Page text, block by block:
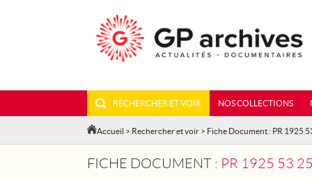
RECHERCHER ET VOIR NOS COLLECTIONS
Accueil > Rechercher et voir > Fiche Document : PR 1925
FICHE DOCUMENT : PR 1925 53